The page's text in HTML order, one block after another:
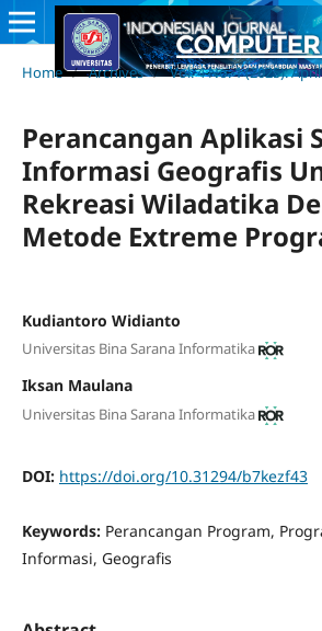
Home / Archives / Vol. 4 No. 1 (2025):
Perancangan Aplikasi
Informasi Geografis
Rekreasi Wiladatika
Metode Extreme
Kudiantoro Widianto
Universitas Bina Sarana Informatika
Iksan Maulana
Universitas Bina Sarana Informatika
DOI: https://doi.org/10.31294/b7kezf43
Keywords: Perancangan Program,
Informasi, Geografis